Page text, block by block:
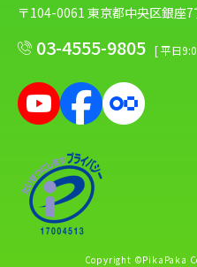
〒104-0061 東京都中央区銀座
03-4555-9805 [ 平日
Copyright ©PikaPaka